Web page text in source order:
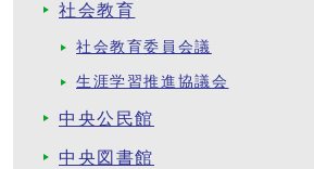
社会教育
社会教育委員会議
生涯学習推進協議会
中央公民館
中央図書館